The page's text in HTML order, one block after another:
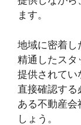
ます。
地域に密着し
精通したスタ
提供されてい
直接確認す
ある不動産
しょう。